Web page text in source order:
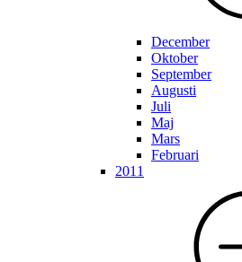
December
Oktober
September
Augusti
Juli
Maj
Mars
Februari
2011